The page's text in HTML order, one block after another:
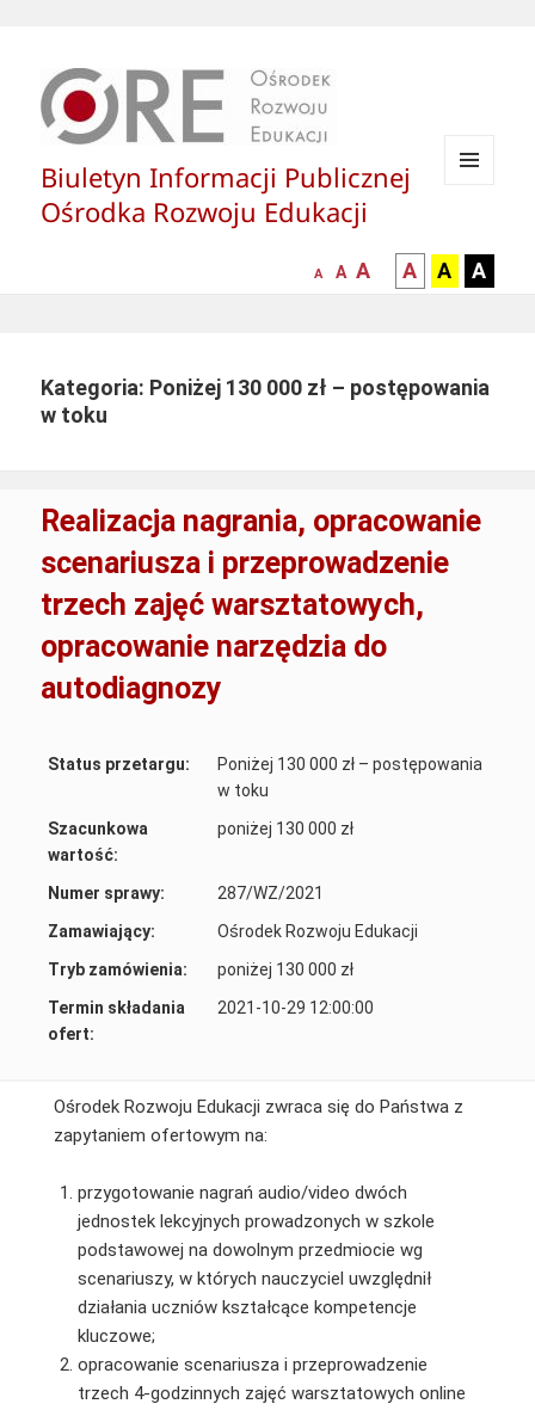
Biuletyn Informacji Publicznej
Ośrodka Rozwoju Edukacji
mniejsza
A
normalna
A
większa-
czcionka
A
kontrast
czarny
tle
A
kontrast
czarny
tle
A
żółty
tle
A
Kategoria: Poniżej 130 000 zł – postępowania
w toku
Realizacja nagrania, opracowanie
scenariusza i przeprowadzenie
trzech zajęć warsztatowych,
opracowanie narzędzia do
autodiagnozy
Status przetargu:
Poniżej 130 000 zł – postępowania
w toku
Szacunkowa
wartość:
poniżej 130 000 zł
Numer sprawy:
287/WZ/2021
Zamawiający:
Ośrodek Rozwoju Edukacji
Tryb zamówienia:
poniżej 130 000 zł
Termin składania
ofert:
2021-10-29 12:00:00
Ośrodek Rozwoju Edukacji zwraca się do Państwa z
zapytaniem ofertowym na:
przygotowanie nagrań audio/video dwóch
jednostek lekcyjnych prowadzonych w szkole
podstawowej na dowolnym przedmiocie wg
scenariuszy, w których nauczyciel uwzględnił
działania uczniów kształcące kompetencje
kluczowe;
opracowanie scenariusza i przeprowadzenie
trzech 4-godzinnych zajęć warsztatowych online